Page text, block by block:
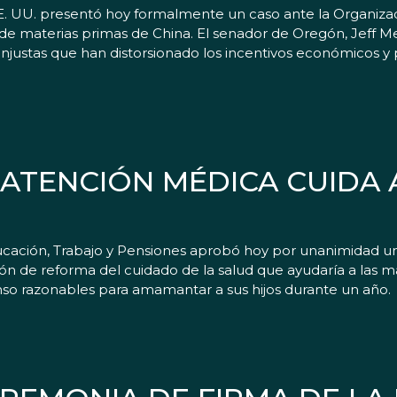
UU. presentó hoy formalmente un caso ante la
materias primas de China. El senador de Oregón, Jeff
que han distorsionado los incentivos económicos
MÉDICA CUIDA
Trabajo y Pensiones aprobó hoy por unanimidad
de reforma del cuidado de la salud que ayudaría a las
razonables para amamantar a sus hijos durante un año.